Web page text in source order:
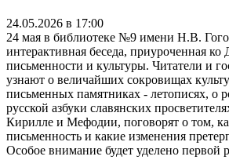
24.05.2026 в 17:00
24 мая в библиотеке №9 имени Н.В.
интерактивная беседа, приуроченная ко
письменности и культуры. Читатели и
узнают о величайших сокровищах
письменных памятниках - летописях, о
русской азбуки славянских
Кирилле и Мефодии, поговорят о том,
письменность и какие изменения
Особое внимание будет уделено первой